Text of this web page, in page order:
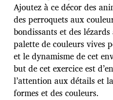
a
t
i
o
n
Ajoutez à ce décor des
des perroquets aux
bondissants et des
palette de couleurs vives
et le dynamisme de cet
but de cet exercice est
l’attention aux détails et
formes et des couleurs.